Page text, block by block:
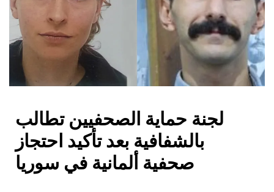
لجنة حماية الصحفيين تطالب
بالشفافية بعد تأكيد احتجاز
صحفية ألمانية في سوريا